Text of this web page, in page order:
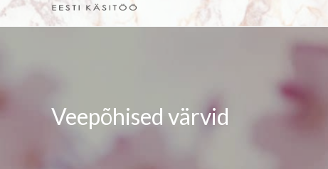
Veepõhised värvid